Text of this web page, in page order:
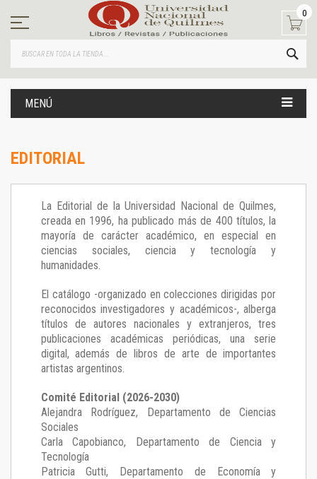
contenido
0
MENÚ
EDITORIAL
La Editorial de la Universidad Nacional de Quilmes,
creada en 1996, ha publicado más de 400 títulos, la
mayoría de carácter académico, en especial en
ciencias sociales, ciencia y tecnología y
humanidades.
El catálogo -organizado en colecciones dirigidas por
reconocidos investigadores y académicos-, alberga
títulos de autores nacionales y extranjeros, tres
publicaciones académicas periódicas, una serie
digital, además de libros de arte de importantes
artistas argentinos.
Comité Editorial (2026-2030)
Alejandra Rodríguez, Departamento de Ciencias
Sociales
Carla Capobianco, Departamento de Ciencia y
Tecnología
Patricia Gutti, Departamento de Economía y